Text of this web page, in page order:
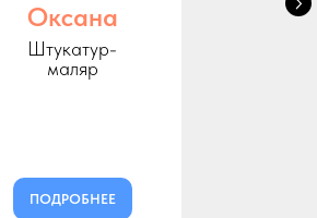
Оксана
Штукатур-
маляр
ПОДРОБНЕЕ